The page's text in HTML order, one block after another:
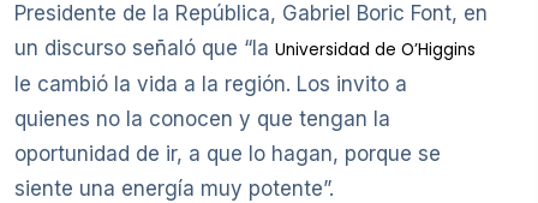
Presidente de la República, Gabriel Boric Font, en
un discurso señaló que “la Universidad de O’Higgins
le cambió la vida a la región. Los invito a
quienes no la conocen y que tengan la
oportunidad de ir, a que lo hagan, porque se
siente una energía muy potente”.